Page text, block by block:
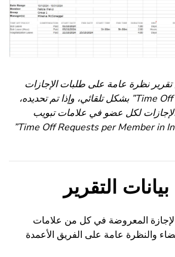
نظرة عامة على طلبات الإجازات
“Time Off Request Overview” بشكل تلقائي، وإذا تم تحديده،
لكل عضو في علامات تبويب
فردية “Time Off Requests per Member in Individual Tabs”
التقرير
المعروضة في كل من علامات
والنظرة عامة على الفريق الأعمدة